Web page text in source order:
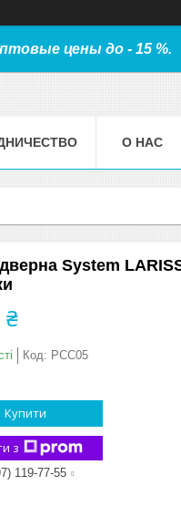
цены до - 15 %.
О НАС
System
₴
Код: РСС05
Купити
з
119-77-55